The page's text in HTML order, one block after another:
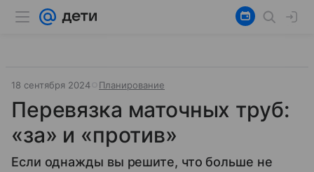
18 сентября 2024 Планирование
Перевязка маточных труб:
«за» и «против»
Если однажды вы решите, что больше не